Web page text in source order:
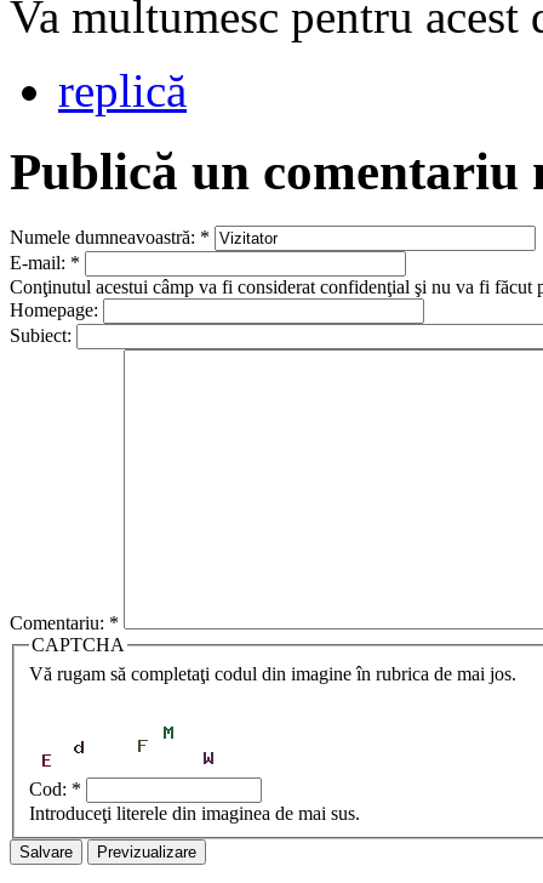
Va multumesc pentru acest
replică
Publică un comentariu
Numele dumneavoastră: *
E-mail: *
Conţinutul acestui câmp va fi considerat confidenţial şi nu va fi făcut
Homepage:
Subiect:
Comentariu: *
CAPTCHA
Vă rugam să completaţi codul din imagine în rubrica de mai jos.
Cod: *
Introduceţi literele din imaginea de mai sus.